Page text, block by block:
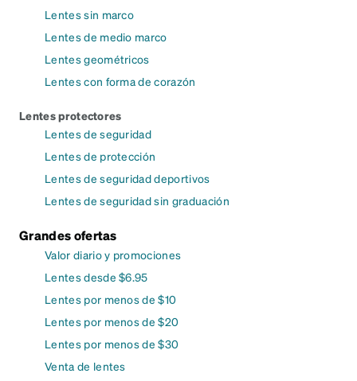
Lentes sin marco
Lentes de medio marco
Lentes geométricos
Lentes con forma de corazón
Lentes protectores
Lentes de seguridad
Lentes de protección
Lentes de seguridad deportivos
Lentes de seguridad sin graduación
Grandes ofertas
Valor diario y promociones
Lentes desde $6.95
Lentes por menos de $10
Lentes por menos de $20
Lentes por menos de $30
Venta de lentes